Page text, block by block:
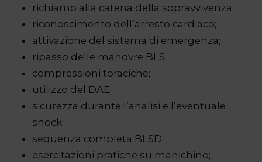
richiamo alla catena della sopravvivenza;
riconoscimento dell’arresto cardiaco;
attivazione del sistema di emergenza;
ripasso delle manovre BLS;
compressioni toraciche;
utilizzo del DAE;
sicurezza durante l’analisi e l’eventuale
shock;
sequenza completa BLSD;
esercitazioni pratiche su manichino;